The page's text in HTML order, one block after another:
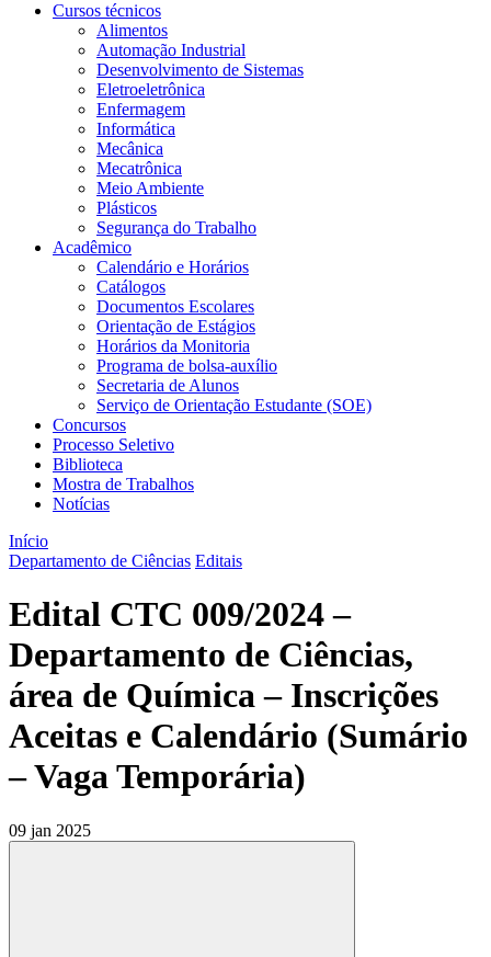
Cursos técnicos
Alimentos
Automação Industrial
Desenvolvimento de Sistemas
Eletroeletrônica
Enfermagem
Informática
Mecânica
Mecatrônica
Meio Ambiente
Plásticos
Segurança do Trabalho
Acadêmico
Calendário e Horários
Catálogos
Documentos Escolares
Orientação de Estágios
Horários da Monitoria
Programa de bolsa-auxílio
Secretaria de Alunos
Serviço de Orientação Estudante (SOE)
Concursos
Processo Seletivo
Biblioteca
Mostra de Trabalhos
Notícias
Início
Departamento de Ciências Editais
Edital CTC 009/2024 –
Departamento de Ciências,
área de Química – Inscrições
Aceitas e Calendário (Sumário
– Vaga Temporária)
09 jan 2025